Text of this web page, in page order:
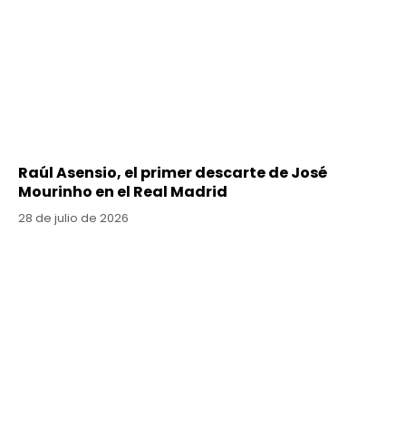
Raúl Asensio, el primer descarte de José
Mourinho en el Real Madrid
28 de julio de 2026